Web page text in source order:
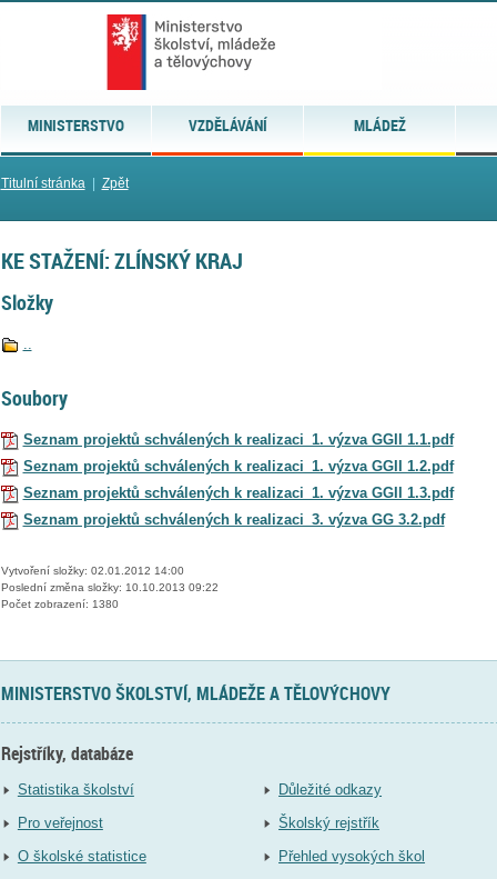
MINISTERSTVO VZDĚLÁVÁNÍ MLÁDEŽ
Titulní stránka| Zpět
KE STAŽENÍ: ZLÍNSKÝ KRAJ
Složky
..
Soubory
Seznam projektů schválených k realizaci_1. výzva GGII 1.1.pdf
Seznam projektů schválených k realizaci_1. výzva GGII 1.2.pdf
Seznam projektů schválených k realizaci_1. výzva GGII 1.3.pdf
Seznam projektů schválených k realizaci_3. výzva GG 3.2.pdf
Vytvoření složky: 02.01.2012 14:00
Poslední změna složky: 10.10.2013 09:22
Počet zobrazení: 1380
MINISTERSTVO ŠKOLSTVÍ, MLÁDEŽE A TĚLOVÝCHOVY
Rejstříky, databáze
Statistika školství
Pro veřejnost
O školské statistice
Důležité odkazy
Školský rejstřík
Přehled vysokých škol